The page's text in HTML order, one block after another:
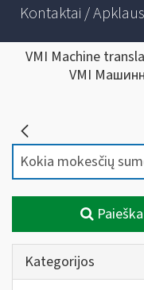
Kontaktai /
VMI Machine
VMI
Paieška
Kategorijos